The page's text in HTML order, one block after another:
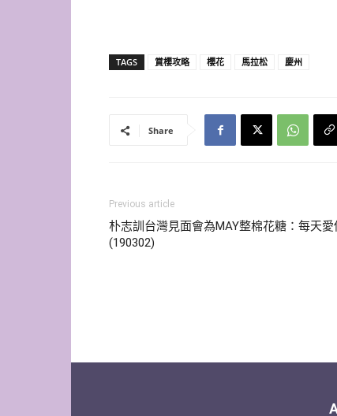
TAGS 賞櫻攻略 櫻花 馬拉松 慶州
Share
Previous article
朴志訓台灣見面會為MAY整棉花糖：每天愛
(190302)